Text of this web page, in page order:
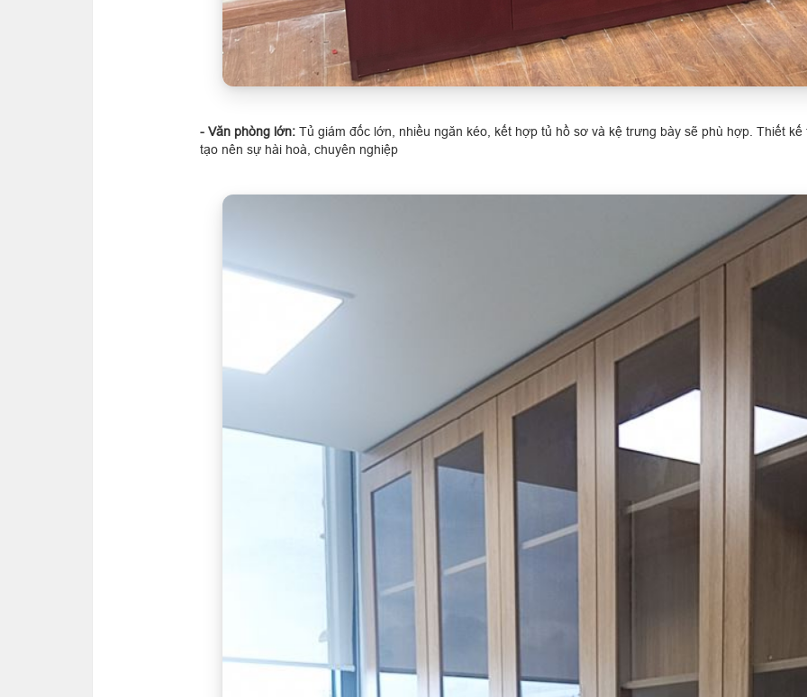
- Văn phòng lớn: Tủ giám đốc lớn, nhiều ngăn kéo, kết hợp tủ hồ sơ và kệ trưng bày sẽ phù hợp. Thiết
tạo nên sự hài hoà, chuyên nghiệp